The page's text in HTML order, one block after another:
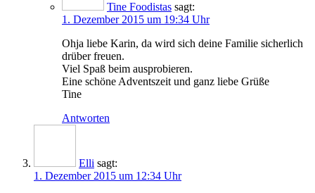
Tine Foodistas sagt:
1. Dezember 2015 um 19:34 Uhr
Ohja lie­be Karin, da wird sich dei­ne Fami­lie sicher­lich
drü­ber freuen.
Viel Spaß beim ausprobieren.
Eine schö­ne Advents­zeit und ganz lie­be Grüße
Tine
Antworten
Elli sagt:
1. Dezember 2015 um 12:34 Uhr